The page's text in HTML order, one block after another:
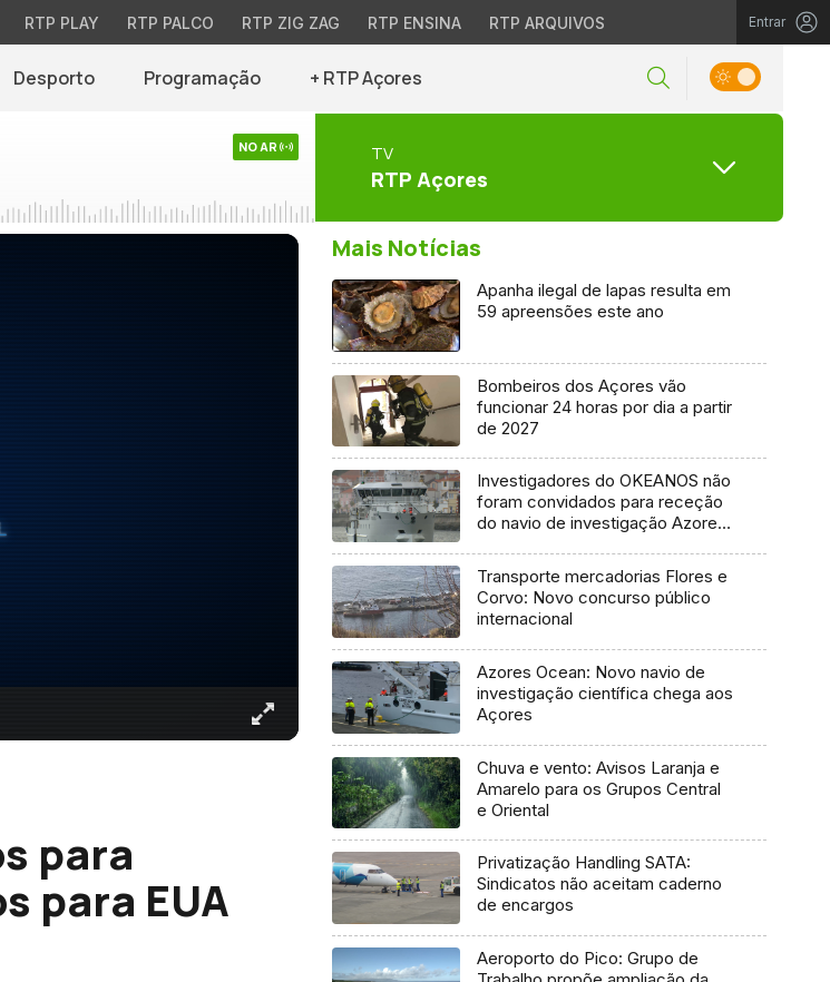
RTP PLAY RTP PALCO RTP ZIG ZAG RTP ENSINA RTP ARQUIVOS Entrar
Desporto Programação + RTP Açores
NO AR TV
RTP Açores
para
para EUA
Mais Notícias
Apanha ilegal de lapas resulta em
59 apreensões este ano
Bombeiros dos Açores vão
funcionar 24 horas por dia a partir
de 2027
Investigadores do OKEANOS não
foram convidados para receção
do navio de investigação Azores
Transporte mercadorias Flores e
Corvo: Novo concurso público
internacional
Azores Ocean: Novo navio de
investigação científica chega aos
Açores
Chuva e vento: Avisos Laranja e
Amarelo para os Grupos Central
e Oriental
Privatização Handling SATA:
Sindicatos não aceitam caderno
de encargos
Aeroporto do Pico: Grupo de